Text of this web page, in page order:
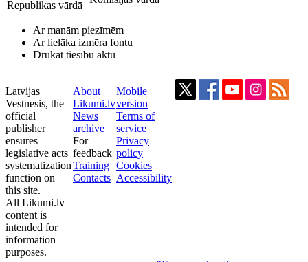
Republikas vārdā
Ar manām piezīmēm
Ar lielāka izmēra fontu
Drukāt tiesību aktu
Latvijas
Vestnesis, the
official
publisher
ensures
legislative acts
systematization
function on
this site.
All Likumi.lv
content is
intended for
information
purposes.
About
Likumi.lv
News
archive
For
feedback
Training
Contacts
Mobile
version
Terms of
service
Privacy
policy
Cookies
Accessibility